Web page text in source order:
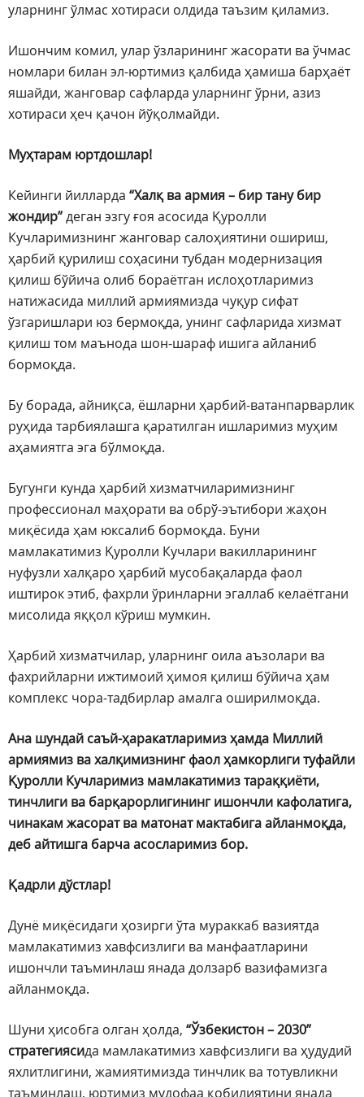
уларнинг ўлмас хотираси олдида таъзим қиламиз.
Ишончим комил, улар ўзларининг жасорати ва ўчмас
номлари билан эл-юртимиз қалбида ҳамиша барҳаёт
яшайди, жанговар сафларда уларнинг ўрни, азиз
хотираси ҳеч қачон йўқолмайди.
Муҳтарам юртдошлар!
Кейинги йилларда “Халқ ва армия – бир тану бир
жондир”деган эзгу ғоя асосида Қуролли
Кучларимизнинг жанговар салоҳиятини ошириш,
ҳарбий қурилиш соҳасини тубдан модернизация
қилиш бўйича олиб бораётган ислоҳотларимиз
натижасида миллий армиямизда чуқур сифат
ўзгаришлари юз бермоқда, унинг сафларида хизмат
қилиш том маънода шон-шараф ишига айланиб
бормоқда.
Бу борада, айниқса, ёшларни ҳарбий-ватанпарварлик
руҳида тарбиялашга қаратилган ишларимиз муҳим
аҳамиятга эга бўлмоқда.
Бугунги кунда ҳарбий хизматчиларимизнинг
профессионал маҳорати ва обрў-эътибори жаҳон
миқёсида ҳам юксалиб бормоқда. Буни
мамлакатимиз Қуролли Кучлари вакилларининг
нуфузли халқаро ҳарбий мусобақаларда фаол
иштирок этиб, фахрли ўринларни эгаллаб келаётгани
мисолида яққол кўриш мумкин.
Ҳарбий хизматчилар, уларнинг оила аъзолари ва
фахрийларни ижтимоий ҳимоя қилиш бўйича ҳам
комплекс чора-тадбирлар амалга оширилмоқда.
Ана шундай саъй-ҳаракатларимиз ҳамда Миллий
армиямиз ва халқимизнинг фаол ҳамкорлиги туфайли
Қуролли Кучларимиз мамлакатимиз тараққиёти,
тинчлиги ва барқарорлигининг ишончли кафолатига,
чинакам жасорат ва матонат мактабига айланмоқда,
деб айтишга барча асосларимиз бор.
Қадрли дўстлар!
Дунё миқёсидаги ҳозирги ўта мураккаб вазиятда
мамлакатимиз хавфсизлиги ва манфаатларини
ишончли таъминлаш янада долзарб вазифамизга
айланмоқда.
Шуни ҳисобга олган ҳолда, “Ўзбекистон – 2030”
стратегиясида мамлакатимиз хавфсизлиги ва ҳудудий
яхлитлигини, жамиятимизда тинчлик ва тотувликни
таъминлаш, юртимиз мудофаа қобилиятини янада